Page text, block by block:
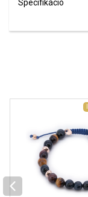
Specifikáció